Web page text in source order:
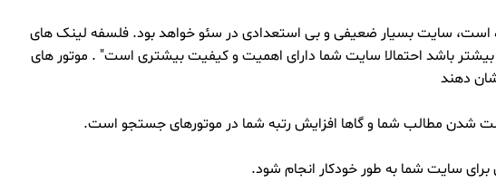
است، سایت بسیار ضعیفی و بی استعدادی در سئو خواهد بود. فلسفه لینک های
باشد احتمالا سایت شما دارای اهمیت و کیفیت بیشتری است" . موتور های
دهند
شدن مطالب شما و گاها افزایش رتبه شما در موتورهای جستجو است.
سایت شما به طور خودکار انجام شود.